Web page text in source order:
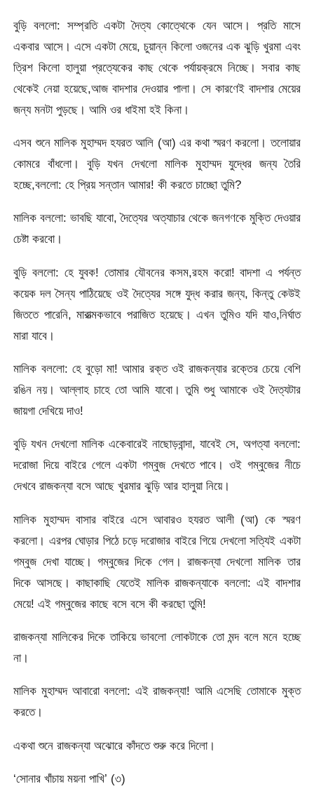
বুড়ি বললো: সম্প্রতি একটা দৈত্য কোত্থেকে যেন আসে। প্রতি মাসে
একবার আসে। এসে একটা মেয়ে, চুয়ান্ন কিলো ওজনের এক ঝুড়ি খুরমা এবং
ত্রিশ কিলো হালুয়া প্রত্যেকের কাছ থেকে পর্যায়ক্রমে নিচ্ছে। সবার কাছ
থেকেই নেয়া হয়েছে,আজ বাদশার দেওয়ার পালা। সে কারণেই বাদশার মেয়ের
জন্য মনটা পুড়ছে। আমি ওর ধাইমা হই কিনা।
এসব শুনে মালিক মুহাম্মদ হযরত আলি (আ) এর কথা স্মরণ করলো। তলোয়ার
কোমরে বাঁধলো। বুড়ি যখন দেখলো মালিক মুহাম্মদ যুদ্ধের জন্য তৈরি
হচ্ছে,বললো: হে প্রিয় সন্তান আমার! কী করতে চাচ্ছো তুমি?
মালিক বললো: ভাবছি যাবো, দৈত্যের অত্যাচার থেকে জনগণকে মুক্তি দেওয়ার
চেষ্টা করবো।
বুড়ি বললো: হে যুবক! তোমার যৌবনের কসম,রহম করো! বাদশা এ পর্যন্ত
কয়েক দল সৈন্য পাঠিয়েছে ওই দৈত্যের সঙ্গে যুদ্ধ করার জন্য, কিন্তু কেউই
জিততে পারেনি, মারাত্মকভাবে পরাজিত হয়েছে। এখন তুমিও যদি যাও,নির্ঘাত
মারা যাবে।
মালিক বললো: হে বুড়ো মা! আমার রক্ত ওই রাজকন্যার রক্তের চেয়ে বেশি
রঙিন নয়। আল্লাহ চাহে তো আমি যাবো। তুমি শুধু আমাকে ওই দৈত্যটার
জায়গা দেখিয়ে দাও!
বুড়ি যখন দেখলো মালিক একেবারেই নাছোড়বান্দা, যাবেই সে, অগত্যা বললো:
দরোজা দিয়ে বাইরে গেলে একটা গম্বুজ দেখতে পাবে। ওই গম্বুজের নীচে
দেখবে রাজকন্যা বসে আছে খুরমার ঝুড়ি আর হালুয়া নিয়ে।
মালিক মুহাম্মদ বাসার বাইরে এসে আবারও হযরত আলী (আ) কে স্মরণ
করলো। এরপর ঘোড়ার পিঠে চড়ে দরোজার বাইরে গিয়ে দেখলো সত্যিই একটা
গম্বুজ দেখা যাচ্ছে। গম্বুজের দিকে গেল। রাজকন্যা দেখলো মালিক তার
দিকে আসছে। কাছাকাছি যেতেই মালিক রাজকন্যাকে বললো: এই বাদশার
মেয়ে! এই গম্বুজের কাছে বসে বসে কী করছো তুমি!
রাজকন্যা মালিকের দিকে তাকিয়ে ভাবলো লোকটাকে তো মন্দ বলে মনে হচ্ছে
না।
মালিক মুহাম্মদ আবারো বললো: এই রাজকন্যা! আমি এসেছি তোমাকে মুক্ত
করতে।
একথা শুনে রাজকন্যা অঝোরে কাঁদতে শুরু করে দিলো।
‘সোনার খাঁচায় ময়না পাখি’ (৩)